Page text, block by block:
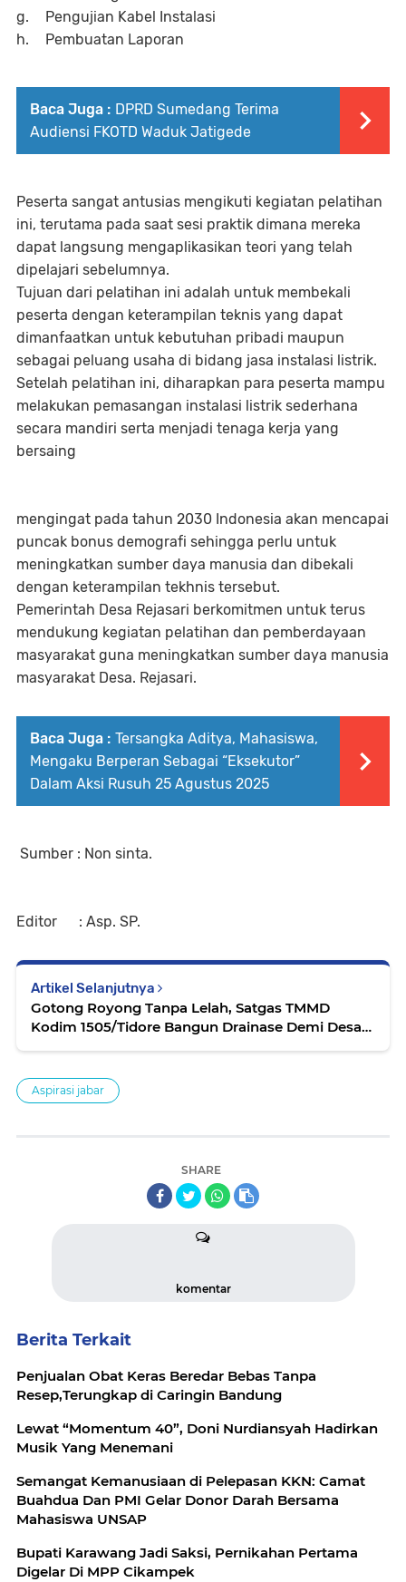
g.
Pengujian Kabel Instalasi
h.
Pembuatan Laporan
Baca Juga : DPRD Sumedang Terima
Audiensi FKOTD Waduk Jatigede
Peserta sangat antusias mengikuti kegiatan pelatihan
ini, terutama pada saat sesi praktik dimana mereka
dapat langsung mengaplikasikan teori yang telah
dipelajari sebelumnya.
Tujuan dari pelatihan ini adalah untuk membekali
peserta dengan keterampilan teknis yang dapat
dimanfaatkan untuk kebutuhan pribadi maupun
sebagai peluang usaha di bidang jasa instalasi listrik.
Setelah pelatihan ini, diharapkan para peserta mampu
melakukan pemasangan instalasi listrik sederhana
secara mandiri serta menjadi tenaga kerja yang
bersaing
mengingat pada tahun 2030 Indonesia akan mencapai
puncak bonus demografi sehingga perlu untuk
meningkatkan sumber daya manusia dan dibekali
dengan keterampilan tekhnis tersebut.
Pemerintah Desa Rejasari berkomitmen untuk terus
mendukung kegiatan pelatihan dan pemberdayaan
masyarakat guna meningkatkan sumber daya manusia
masyarakat Desa. Rejasari.
Baca Juga : Tersangka Aditya, Mahasiswa,
Mengaku Berperan Sebagai “Eksekutor”
Dalam Aksi Rusuh 25 Agustus 2025
Sumber : Non sinta.
Editor : Asp. SP.
Artikel Selanjutnya
Gotong Royong Tanpa Lelah, Satgas TMMD
Kodim 1505/Tidore Bangun Drainase Demi Desa
Aspirasi jabar
SHARE
komentar
Berita Terkait
Penjualan Obat Keras Beredar Bebas Tanpa
Resep,Terungkap di Caringin Bandung
Lewat “Momentum 40”, Doni Nurdiansyah Hadirkan
Musik Yang Menemani
Semangat Kemanusiaan di Pelepasan KKN: Camat
Buahdua Dan PMI Gelar Donor Darah Bersama
Mahasiswa UNSAP
Bupati Karawang Jadi Saksi, Pernikahan Pertama
Digelar Di MPP Cikampek